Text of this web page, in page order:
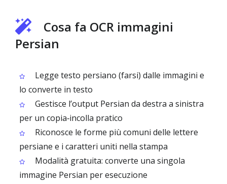
Cosa fa OCR immagini
Persian
Legge testo persiano (farsi) dalle immagini e
lo converte in testo
Gestisce l’output Persian da destra a sinistra
per un copia‑incolla pratico
Riconosce le forme più comuni delle lettere
persiane e i caratteri uniti nella stampa
Modalità gratuita: converte una singola
immagine Persian per esecuzione